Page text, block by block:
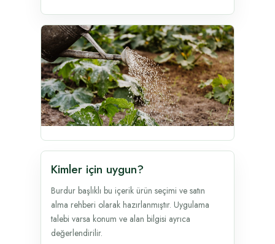
Kimler için uygun?
Burdur başlıklı bu içerik ürün seçimi ve satın
alma rehberi olarak hazırlanmıştır. Uygulama
talebi varsa konum ve alan bilgisi ayrıca
değerlendirilir.